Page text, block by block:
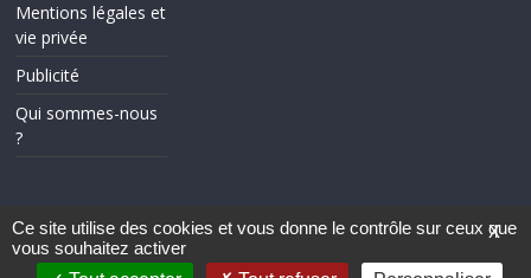
Mentions légales et
vie privée
Publicité
Qui sommes-nous
?
Copyright © 2026
X
Ce site utilise des cookies et vous donne le contrôle sur ceux que
vous souhaitez activer